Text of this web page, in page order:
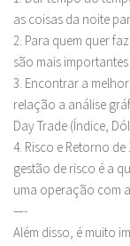
as coisas da noite
2. Para quem quer
são mais
3. Encontrar a
relação a análise
Day Trade (Índice,
4. Risco e Retorno
gestão de risco é a
uma operação com
—-
Além disso, é muito